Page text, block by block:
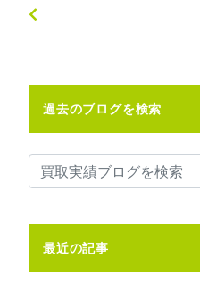
過去のブログを検索
最近の記事